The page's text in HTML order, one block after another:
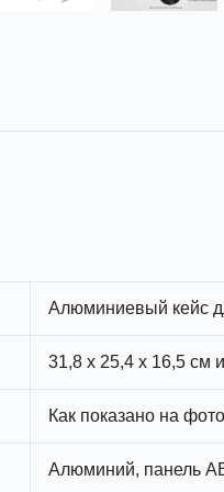
Алюминиевый кейс
31,8 x 25,4 x 16,5 см
Как показано на
Алюминий, панель